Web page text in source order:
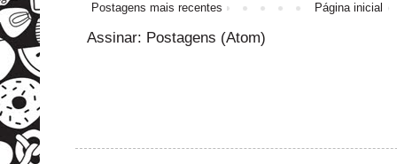
Postagens mais recentes Página inicial
Assinar: Postagens (Atom)